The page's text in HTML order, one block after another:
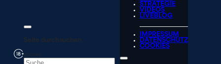
Seite durchsuchen
STRATEGIE
VIDEOS
LIVEBLOG
IMPRESSUM
DATENSCHUTZ
COOKIES